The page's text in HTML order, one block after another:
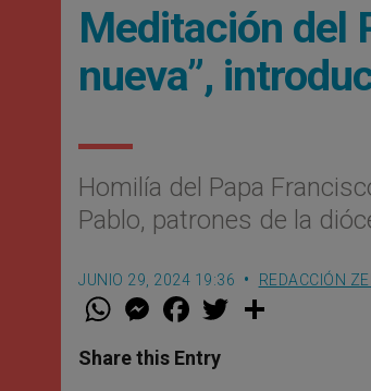
Meditación del
nueva”,
Homilía del Papa
Pablo, patrones de la
JUNIO 29, 2024 19:36 REDACCIÓN
W
t
s
M
e
s
e
F
a
e
b
w
Share this Entry